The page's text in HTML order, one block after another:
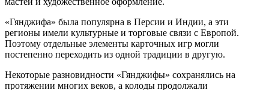
«Гянджифа» была популярна в Персии и Индии, а эти
регионы имели культурные и торговые связи с Европой.
Поэтому отдельные элементы карточных игр могли
постепенно переходить из одной традиции в другую.
Некоторые разновидности «Гянджифы» сохранялись на
протяжении многих веков, а колоды продолжали